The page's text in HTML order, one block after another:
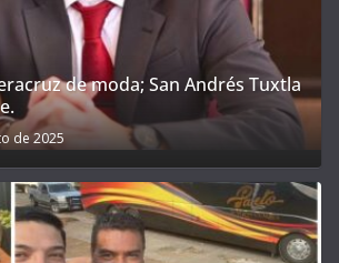
de moda; San Andrés Tuxtla
de 2025